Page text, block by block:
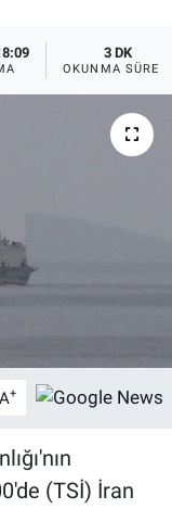
3 DK
OKUNMA SÜRESI
A+
(TSİ) İran